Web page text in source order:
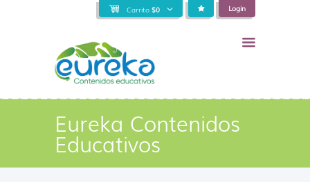
Carrito $0 Login
Eureka Contenidos
Educativos